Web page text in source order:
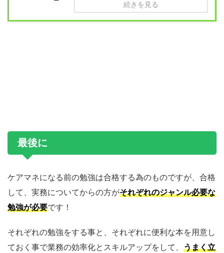
続きを見る
最後に
ケアマネになる前の勉強は合格する為のものですが、合格
して、実務についてからの方がそれぞれのジャンル必要な
勉強が必要です！
それぞれの勉強をする事と、それぞれに便利な本を用意し
ておく事で業務の効率化とスキルアップをして、 うまく立